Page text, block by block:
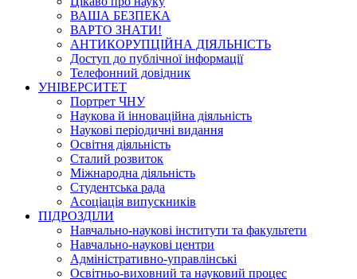
ВАША БЕЗПЕКА
ВАРТО ЗНАТИ!
АНТИКОРУПЦІЙНА ДІЯЛЬНІСТЬ
Доступ до публічної інформації
Телефонний довідник
УНІВЕРСИТЕТ
Портрет ЧНУ
Наукова й інноваційна діяльність
Наукові періодичні видання
Освітня діяльність
Сталий розвиток
Міжнародна діяльність
Студентська рада
Асоціація випускників
ПІДРОЗДІЛИ
Навчально-наукові інститути та факультети
Навчально-наукові центри
Адміністративно-управлінські
Освітньо-виховний та науковий процес